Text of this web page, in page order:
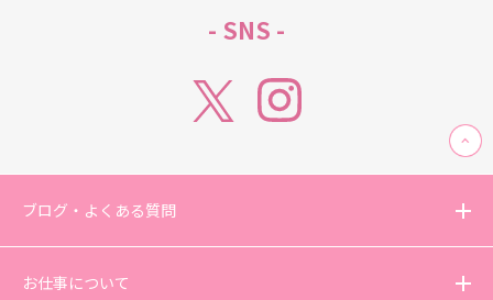
- SNS -
ブログ・よくある質問
お仕事について